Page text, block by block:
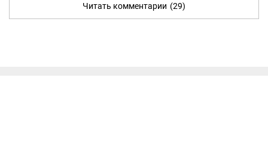
Читать комментарии (29)